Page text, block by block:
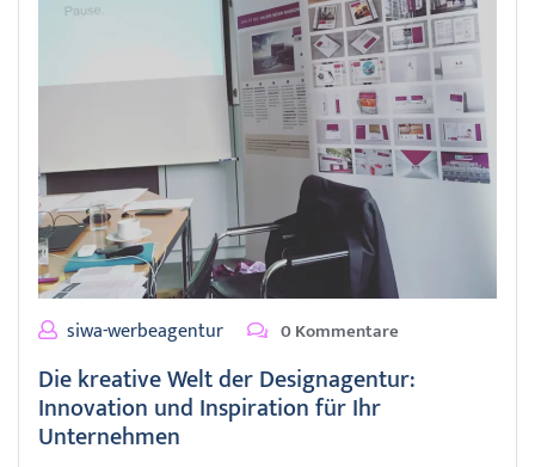
siwa-werbeagentur 0 Kommentare
Die kreative Welt der Designagentur:
Innovation und Inspiration für Ihr
Unternehmen